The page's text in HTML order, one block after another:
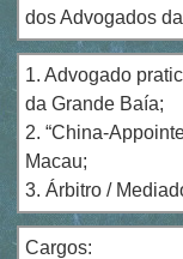
dos Advogados
1. Advogado
da Grande Baía;
2. “China-
Macau;
3. Árbitro /
Cargos: